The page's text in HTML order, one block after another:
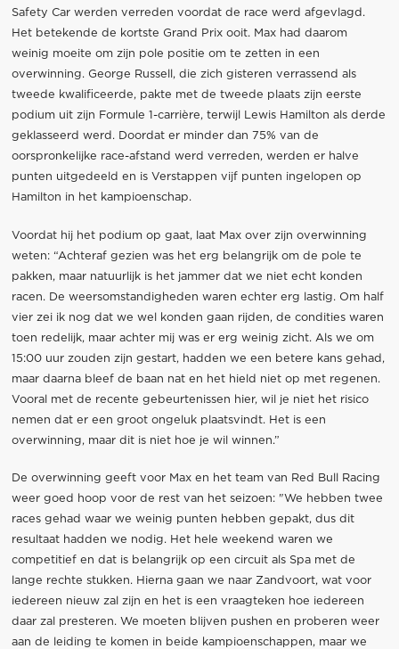
Safety Car werden verreden voordat de race werd afgevlagd.
Het betekende de kortste Grand Prix ooit. Max had daarom
weinig moeite om zijn pole positie om te zetten in een
overwinning. George Russell, die zich gisteren verrassend als
tweede kwalificeerde, pakte met de tweede plaats zijn eerste
podium uit zijn Formule 1-carrière, terwijl Lewis Hamilton als derde
geklasseerd werd. Doordat er minder dan 75% van de
oorspronkelijke race-afstand werd verreden, werden er halve
punten uitgedeeld en is Verstappen vijf punten ingelopen op
Hamilton in het kampioenschap.
Voordat hij het podium op gaat, laat Max over zijn overwinning
weten: “Achteraf gezien was het erg belangrijk om de pole te
pakken, maar natuurlijk is het jammer dat we niet echt konden
racen. De weersomstandigheden waren echter erg lastig. Om half
vier zei ik nog dat we wel konden gaan rijden, de condities waren
toen redelijk, maar achter mij was er erg weinig zicht. Als we om
15:00 uur zouden zijn gestart, hadden we een betere kans gehad,
maar daarna bleef de baan nat en het hield niet op met regenen.
Vooral met de recente gebeurtenissen hier, wil je niet het risico
nemen dat er een groot ongeluk plaatsvindt. Het is een
overwinning, maar dit is niet hoe je wil winnen.”
De overwinning geeft voor Max en het team van Red Bull Racing
weer goed hoop voor de rest van het seizoen: "We hebben twee
races gehad waar we weinig punten hebben gepakt, dus dit
resultaat hadden we nodig. Het hele weekend waren we
competitief en dat is belangrijk op een circuit als Spa met de
lange rechte stukken. Hierna gaan we naar Zandvoort, wat voor
iedereen nieuw zal zijn en het is een vraagteken hoe iedereen
daar zal presteren. We moeten blijven pushen en proberen weer
aan de leiding te komen in beide kampioenschappen, maar we